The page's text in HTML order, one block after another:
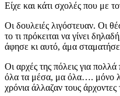
Είχε και κάτι σχολές που με
Οι δουλειές λιγόστευαν. Οι
το τι πρόκειται να γίνει
άφησε κι αυτό, άμα
Οι αρχές της πόλεις για
όλα τα μέσα, μα όλα…. μόνο
χρόνια άλλαζαν τους